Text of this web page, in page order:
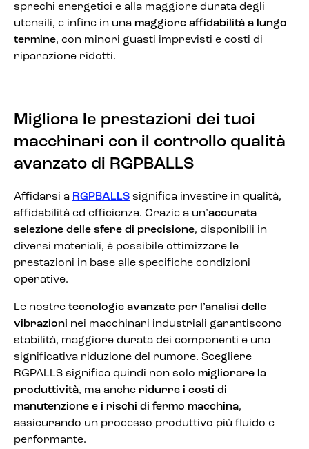
sprechi energetici e alla maggiore durata degli
utensili, e infine in una maggiore affidabilità a lungo
termine, con minori guasti imprevisti e costi di
riparazione ridotti.
Migliora le prestazioni dei tuoi
macchinari con il controllo qualità
avanzato di RGPBALLS
Affidarsi a RGPBALLS significa investire in qualità,
affidabilità ed efficienza. Grazie a un’accurata
selezione delle sfere di precisione, disponibili in
diversi materiali, è possibile ottimizzare le
prestazioni in base alle specifiche condizioni
operative.
Le nostre tecnologie avanzate per l’analisi delle
vibrazioni nei macchinari industriali garantiscono
stabilità, maggiore durata dei componenti e una
significativa riduzione del rumore. Scegliere
RGPALLS significa quindi non solo migliorare la
produttività, ma anche ridurre i costi di
manutenzione e i rischi di fermo macchina,
assicurando un processo produttivo più fluido e
performante.